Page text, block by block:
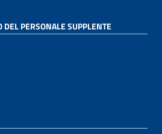
DEL PERSONALE SUPPLENTE